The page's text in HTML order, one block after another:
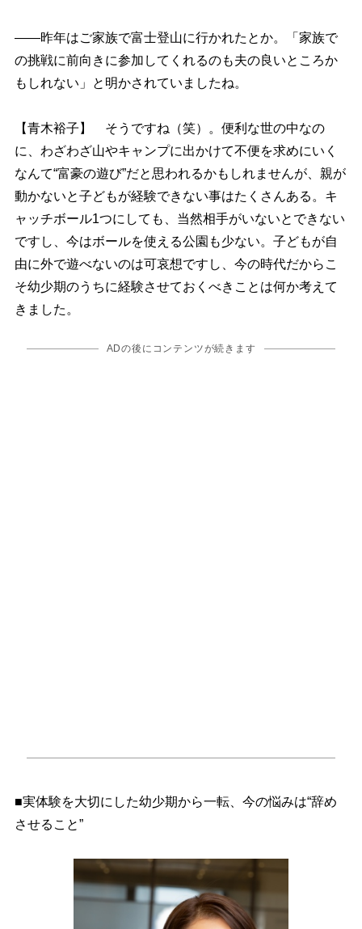
――昨年はご家族で富士登山に行かれたとか。「家族で
の挑戦に前向きに参加してくれるのも夫の良いところか
もしれない」と明かされていましたね。
【青木裕子】 そうですね（笑）。便利な世の中なの
に、わざわざ山やキャンプに出かけて不便を求めにいく
なんて“富豪の遊び”だと思われるかもしれませんが、親が
動かないと子どもが経験できない事はたくさんある。キ
ャッチボール1つにしても、当然相手がいないとできない
ですし、今はボールを使える公園も少ない。子どもが自
由に外で遊べないのは可哀想ですし、今の時代だからこ
そ幼少期のうちに経験させておくべきことは何か考えて
きました。
ADの後にコンテンツが続きます
■実体験を大切にした幼少期から一転、今の悩みは“辞め
させること”